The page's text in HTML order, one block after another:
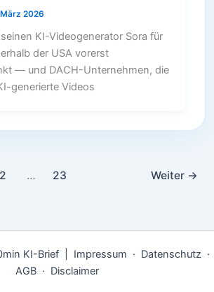
2026
KI-Videogenerator Sora für
der USA vorerst
— und DACH-Unternehmen, die
generierte Videos
2 … 23 Weiter →
KI-Brief | Impressum · Datenschutz ·
AGB· Disclaimer